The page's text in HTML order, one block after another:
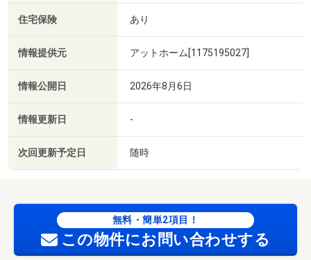
住宅保険 あり
情報提供元 アットホーム[1175195027]
情報公開日 2026年8月6日
情報更新日 -
次回更新予定日 随時
無料・簡単2項目！
この物件にお問い合わせする